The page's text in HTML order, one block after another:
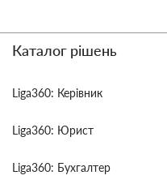
Каталог рішень
Liga360: Керівник
Liga360: Юрист
Liga360: Бухгалтер